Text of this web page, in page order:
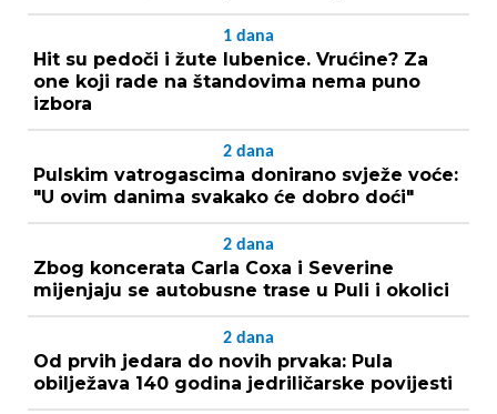
1 dana
Hit su pedoči i žute lubenice. Vrućine? Za
one koji rade na štandovima nema puno
izbora
2 dana
Pulskim vatrogascima donirano svježe voće:
"U ovim danima svakako će dobro doći"
2 dana
Zbog koncerata Carla Coxa i Severine
mijenjaju se autobusne trase u Puli i okolici
2 dana
Od prvih jedara do novih prvaka: Pula
obilježava 140 godina jedriličarske povijesti